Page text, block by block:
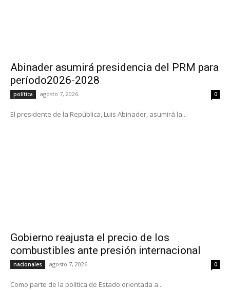
Abinader asumirá presidencia del PRM para
período2026-2028
política agosto 7, 2026 0
El presidente de la República, Luis Abinader, asumirá la...
Gobierno reajusta el precio de los
combustibles ante presión internacional
nacionales agosto 7, 2026 0
Como parte de la política de Estado orientada a...